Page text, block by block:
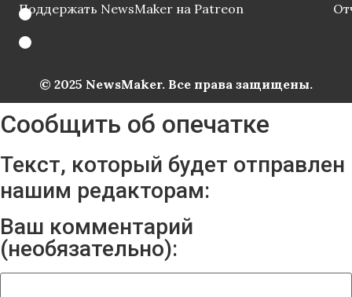
Поддержать NewsMaker на Patreon
© 2025 NewsMaker. Все права защищены.
Сообщить об опечатке
Текст, который будет отправлен
нашим редакторам:
Ваш комментарий
(необязательно):